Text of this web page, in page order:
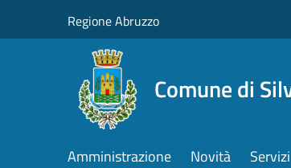
Regione Abruzzo
Comune di
Amministrazione Novità Servizi